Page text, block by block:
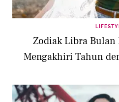
Zodiak Libra Bulan
Mengakhiri Tahun